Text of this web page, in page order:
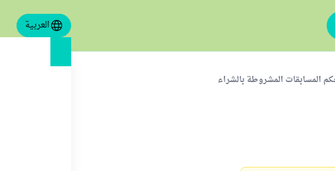
العربية
المسابقات المشروطة بالشراء